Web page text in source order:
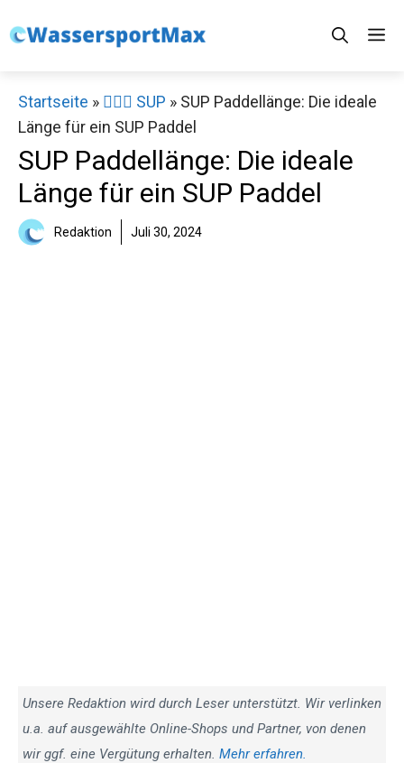
Inhalt
Startseite » 🏄‍♀️🛶 SUP » SUP Paddellänge: Die ideale
Länge für ein SUP Paddel
SUP Paddellänge: Die ideale
Länge für ein SUP Paddel
Redaktion Juli 30, 2024
Unsere Redaktion wird durch Leser unterstützt. Wir verlinken
u.a. auf ausgewählte Online-Shops und Partner, von denen
wir ggf. eine Vergütung erhalten. Mehr erfahren.